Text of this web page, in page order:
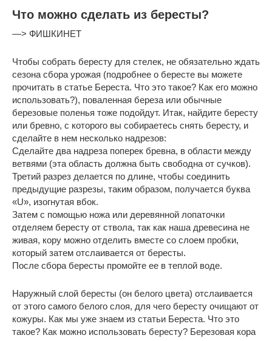
Что можно сделать из бересты?
—> ФИШКИНЕТ
Чтобы собрать бересту для стелек, не обязательно ждать
сезона сбора урожая (подробнее о бересте вы можете
прочитать в статье Береста. Что это такое? Как его можно
использовать?), поваленная береза или обычные
березовые поленья тоже подойдут. Итак, найдите бересту
или бревно, с которого вы собираетесь снять бересту, и
сделайте в нем несколько надрезов:
Сделайте два надреза поперек бревна, в области между
ветвями (эта область должна быть свободна от сучков).
Третий разрез делается по длине, чтобы соединить
предыдущие разрезы, таким образом, получается буква
«U», изогнутая вбок.
Затем с помощью ножа или деревянной лопаточки
отделяем бересту от ствола, так как наша древесина не
живая, кору можно отделить вместе со слоем пробки,
который затем отслаивается от бересты.
После сбора бересты промойте ее в теплой воде.
Наружный слой бересты (он белого цвета) отслаивается
от этого самого белого слоя, для чего бересту очищают от
кожуры. Как мы уже знаем из статьи Береста. Что это
такое? Как можно использовать бересту? Березовая кора